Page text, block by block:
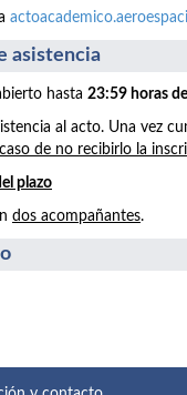
asistencia
hasta 23:59 horas
al acto. Una vez
de no recibirlo la
plazo
dos acompañantes.